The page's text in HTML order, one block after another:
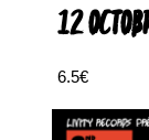
12
6.5€